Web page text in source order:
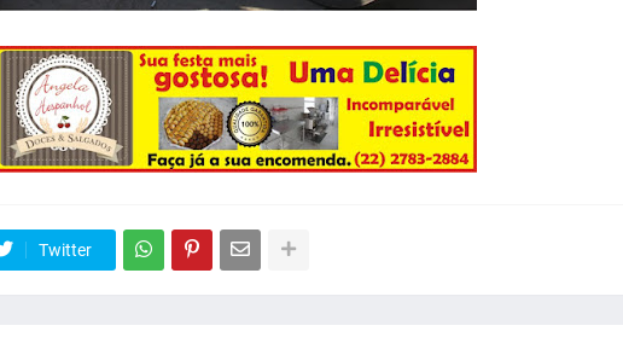
Twitter